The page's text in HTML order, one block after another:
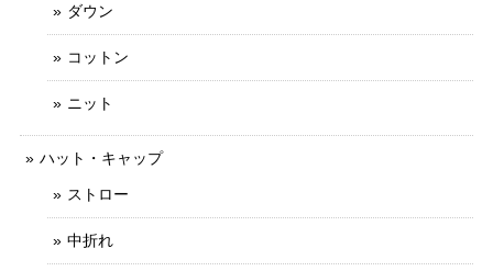
ダウン
コットン
ニット
ハット・キャップ
ストロー
中折れ